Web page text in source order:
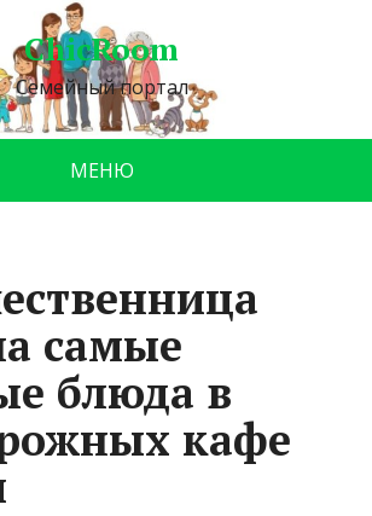
ChicRoom
Семейный портал
МЕНЮ
самые
блюда в
кафе